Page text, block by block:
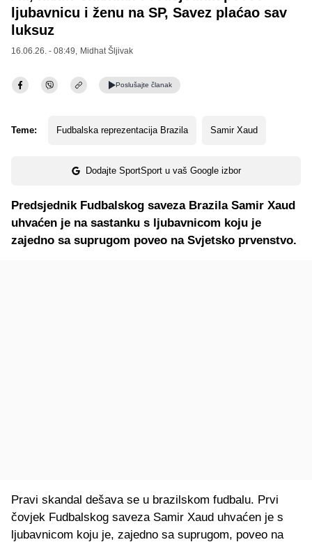
ljubavnicu i ženu na SP, Savez plaćao sav
luksuz
16.06.26. - 08:49, Midhat Šljivak
Poslušajte članak
Teme: Fudbalska reprezentacija Brazila Samir Xaud
Dodajte SportSport u vaš Google izbor
Predsjednik Fudbalskog saveza Brazila Samir Xaud
uhvaćen je na sastanku s ljubavnicom koju je
zajedno sa suprugom poveo na Svjetsko prvenstvo.
Pravi skandal dešava se u brazilskom fudbalu. Prvi
čovjek Fudbalskog saveza Samir Xaud uhvaćen je s
ljubavnicom koju je, zajedno sa suprugom, poveo na